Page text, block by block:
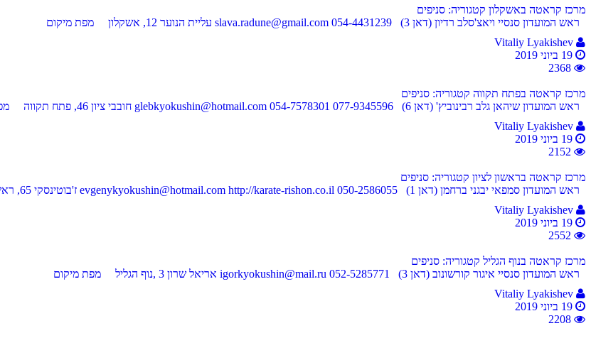
מרכז קראטה באשקלון קטגוריה: סניפים
ראש המועדון סנסיי ויאצ'סלב רדיון (דאן 3) 054-4431239 slava.radune@gmail.com עליית הנוער 12, אשקלון מפת מיקום
Vitaliy Lyakishev
19 ביוני 2019
2368
מרכז קראטה בפתח תקווה קטגוריה: סניפים
ראש המועדון שיהאן גלב רבינוביץ' (דאן 6) 077-9345596 054-7578301 glebkyokushin@hotmail.com חובבי ציון 46, פתח תקווה מפת מיקום
Vitaliy Lyakishev
19 ביוני 2019
2152
מרכז קראטה בראשון לציון קטגוריה: סניפים
ראש המועדון סמפאי יבגני ברחמן (דאן 1) 050-2586055 evgenykyokushin@hotmail.com http://karate-rishon.co.il ז'בוטינסקי 65, ראשון לציון מפת מיקום
Vitaliy Lyakishev
19 ביוני 2019
2552
מרכז קראטה בנוף הגליל קטגוריה: סניפים
ראש המועדון סנסיי איגור קורשונוב (דאן 3) 052-5285771 igorkyokushin@mail.ru אריאל שרון 3 ,נוף הגליל מפת מיקום
Vitaliy Lyakishev
19 ביוני 2019
2208